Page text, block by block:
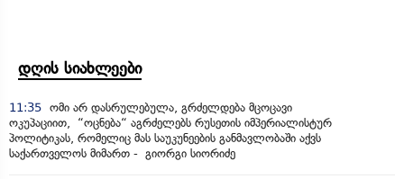
დღის სიახლეები
11:35 ომი არ დასრულებულა, გრძელდება მცოცავი
ოკუპაციით, “ოცნება“ აგრძელებს რუსეთის იმპერიალისტურ
პოლიტიკას, რომელიც მას საუკუნეების განმავლობაში აქვს
საქართველოს მიმართ - გიორგი სიორიძე